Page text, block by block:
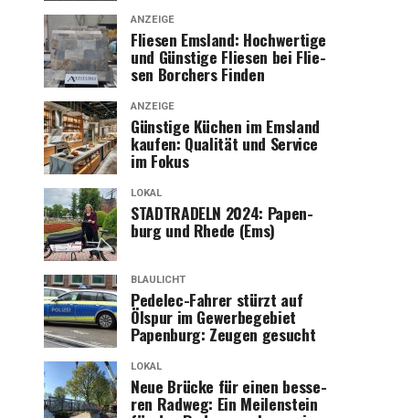
ANZEIGE
Flie­sen Ems­land: Hoch­wer­ti­ge
und Güns­ti­ge Flie­sen bei Flie­
sen Bor­chers Finden
ANZEIGE
Güns­ti­ge Küchen im Ems­land
kau­fen: Qua­li­tät und Ser­vice
im Fokus
LOKAL
STADTRADELN 2024: Papen­
burg und Rhe­de (Ems)
BLAULICHT
Pedelec-Fah­rer stürzt auf
Ölspur im Gewer­be­ge­biet
Papen­burg: Zeu­gen gesucht
LOKAL
Neue Brü­cke für einen bes­se­
ren Rad­weg: Ein Mei­len­stein